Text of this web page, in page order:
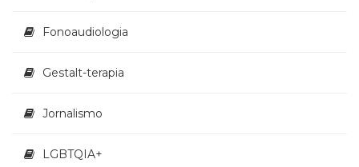
(21)
RH
Turismo
Vida
Fonoaudiologia
Gestalt-terapia
Jornalismo
LGBTQIA+